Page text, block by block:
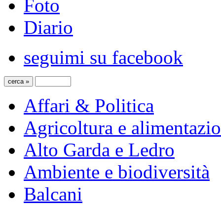
Foto
Diario
seguimi su facebook
Affari & Politica
Agricoltura e
Alto Garda e Ledro
Ambiente e biodiversità
Balcani